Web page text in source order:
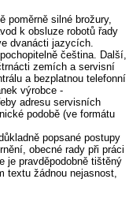
poměrně silné brožury,
k obsluze robotů řady
dvanácti jazycích.
čeština. Další,
zemích a servisní
a bezplatnou telefonní
výrobce -
adresu servisních
podobě (ve formátu
popsané postupy
obecné rady při práci
je pravděpodobně tištěný
textu žádnou nejasnost,